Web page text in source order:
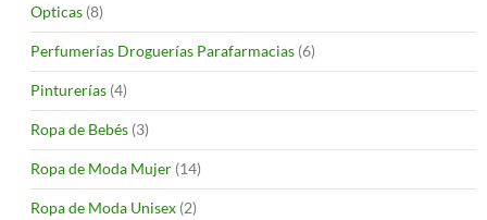
Opticas (8)
Perfumerías Droguerías Parafarmacias (6)
Pinturerías (4)
Ropa de Bebés (3)
Ropa de Moda Mujer (14)
Ropa de Moda Unisex (2)